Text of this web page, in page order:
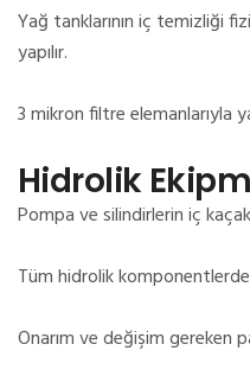
Yağ tanklarının iç temizliği
yapılır.
3 mikron filtre elemanlarıyla
Hidrolik
Pompa ve silindirlerin iç
Tüm hidrolik
Onarım ve değişim gereken